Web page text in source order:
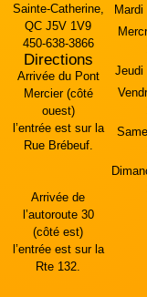
Sainte-Catherine,
QC J5V 1V9
450-638-3866
Directions
Arrivée du Pont
Mercier (côté
ouest)
l’entrée est sur la
Rue Brébeuf.
Arrivée de
l’autoroute 30
(côté est)
l’entrée est sur la
Rte 132.
Mardi
Jeudi